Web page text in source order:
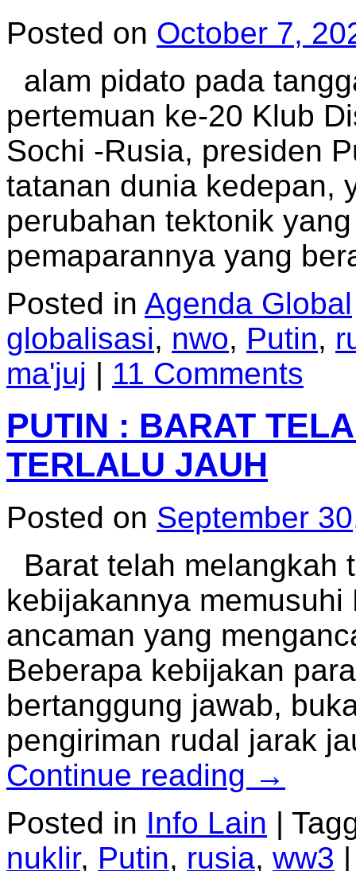
Posted on October 7,
alam pidato pada
pertemuan ke-20 Klub
Sochi -Rusia, presiden
tatanan dunia kedepan,
perubahan tektonik
pemaparannya yang
Posted in Agenda Global
globalisasi, nwo, Putin,
ma'juj | 11 Comments
PUTIN : BARAT
TERLALU JAUH
Posted on September
Barat telah melangkah
kebijakannya
ancaman yang
Beberapa kebijakan
bertanggung jawab,
pengiriman rudal jarak
Continue reading →
Posted in Info Lain |
nuklir, Putin, rusia, ww3 |